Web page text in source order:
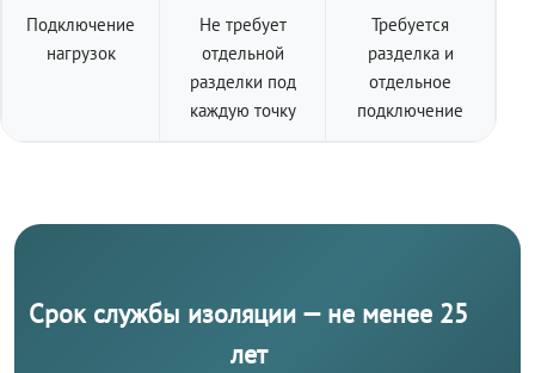
Подключение
нагрузок
Не требует
отдельной
разделки под
каждую точку
Требуется
разделка и
отдельное
подключение
Срок службы изоляции — не менее 25
лет